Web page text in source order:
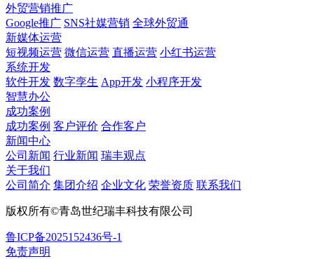
外贸营销推广
Google推广 SNS社媒营销 全球外贸通
新媒体运营
短视频运营 微信运营 直播运营 小红书运营
系统开发
软件开发 数字孪生 App开发 小程序开发
智慧办公
成功案例
成功案例 客户评价 合作客户
新闻中心
公司新闻 行业新闻 瑞丰观点
关于我们
公司简介 集团介绍 企业文化 荣誉资质 联系我们
版权所有©青岛世纪瑞丰科技有限公司
鲁ICP备2025152436号-1
免责声明